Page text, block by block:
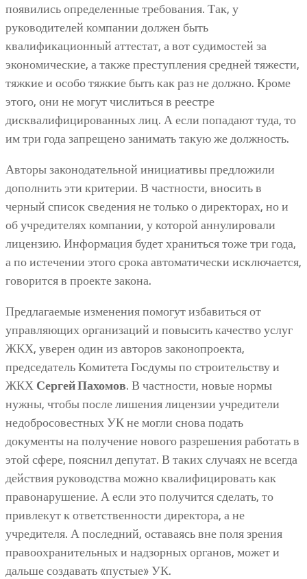
появились определенные требования. Так, у
руководителей компании должен быть
квалификационный аттестат, а вот судимостей за
экономические, а также преступления средней тяжести,
тяжкие и особо тяжкие быть как раз не должно. Кроме
этого, они не могут числиться в реестре
дисквалифицированных лиц. А если попадают туда, то
им три года запрещено занимать такую же должность.
Авторы законодательной инициативы предложили
дополнить эти критерии. В частности, вносить в
черный список сведения не только о директорах, но и
об учредителях компании, у которой аннулировали
лицензию. Информация будет храниться тоже три года,
а по истечении этого срока автоматически исключается,
говорится в проекте закона.
Предлагаемые изменения помогут избавиться от
управляющих организаций и повысить качество услуг
ЖКХ, уверен один из авторов законопроекта,
председатель Комитета Госдумы по строительству и
ЖКХ Сергей Пахомов. В частности, новые нормы
нужны, чтобы после лишения лицензии учредители
недобросовестных УК не могли снова подать
документы на получение нового разрешения работать в
этой сфере, пояснил депутат. В таких случаях не всегда
действия руководства можно квалифицировать как
правонарушение. А если это получится сделать, то
привлекут к ответственности директора, а не
учредителя. А последний, оставаясь вне поля зрения
правоохранительных и надзорных органов, может и
дальше создавать «пустые» УК.